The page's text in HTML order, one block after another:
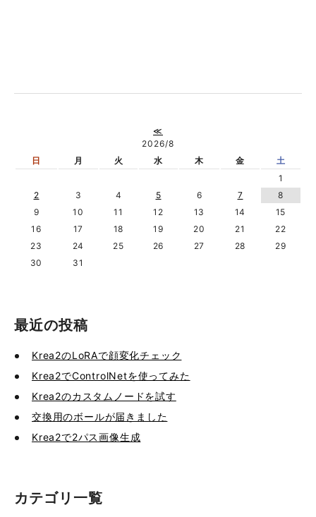
≪
2026/8
日
月 火 水 木 金
土
1
2
3 4 5 6 7
8
9
10 11 12 13 14
15
16
17 18 19 20 21
22
23
24 25 26 27 28
29
30
31
最近の投稿
Krea2のLoRAで顔変化チェック
Krea2でControlNetを使ってみた
Krea2のカスタムノードを試す
交換用のボールが届きました
Krea2で2パス画像生成
カテゴリ一覧